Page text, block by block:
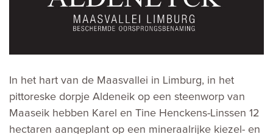
In het hart van de Maasvallei in Limburg, in het
pittoreske dorpje Aldeneik op een steenworp van
Maaseik hebben Karel en Tine Henckens-Linssen 12
hectaren aangeplant op een mineraalrijke kiezel- en